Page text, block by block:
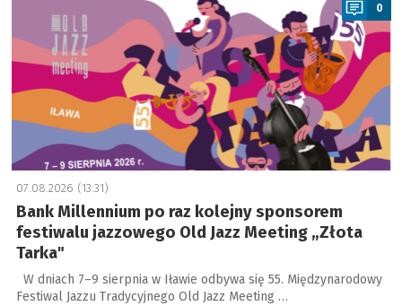
0
07.08.2026 (13:31)
Bank Millennium po raz kolejny sponsorem
festiwalu jazzowego Old Jazz Meeting „Złota
Tarka"
W dniach 7–9 sierpnia w Iławie odbywa się 55. Międzynarodowy
Festiwal Jazzu Tradycyjnego Old Jazz Meeting …